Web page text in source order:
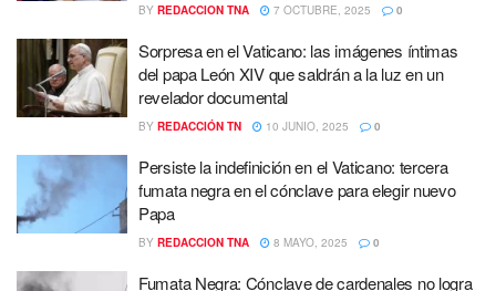
BY REDACCION TNA 7 OCTUBRE, 2025 0
Sorpresa en el Vaticano: las imágenes íntimas
del papa León XIV que saldrán a la luz en un
revelador documental
BY REDACCIÓN TN 10 JUNIO, 2025 0
Persiste la indefinición en el Vaticano: tercera
fumata negra en el cónclave para elegir nuevo
Papa
BY REDACCION TNA 8 MAYO, 2025 0
Fumata Negra: Cónclave de cardenales no logra